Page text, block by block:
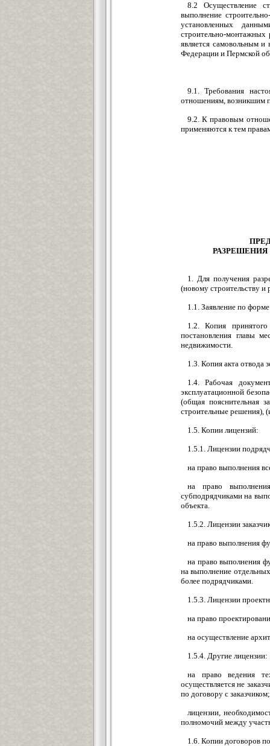
8.2 Осуществление
выполнение
установленных
строительно-
является самовольным и
Федерации и Пермской
9.1. Требования
отношениям, возникшим
9.2. К правовым
применяются к тем
1. Для получения
(новому строительству и
1.1. Заявление по
1.2. Копия
постановления главы
недвижимости.
1.3. Копия акта отвода
1.4. Рабочая
эксплуатационной
(общая пояснительная
строительные решения),
1.5. Копии лицензий:
1.5.1. Лицензии
на право выполнения
на право
субподрядчиками на
объекта.
1.5.2. Лицензии
на право выполнения
на право выполнения
на выполнение
более подрядчиками.
1.5.3. Лицензии
на право
на осуществление
1.5.4. Другие лицензии:
на право ведения
осуществляется не
по договору с заказчиком;
лицензии,
полномочий между
1.6. Копии договоров